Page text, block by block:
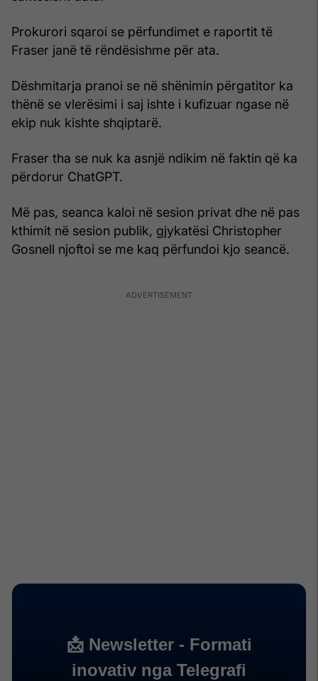
Prokurori sqaroi se përfundimet e raportit të
Fraser janë të rëndësishme për ata.
Dëshmitarja pranoi se në shënimin përgatitor ka
thënë se vlerësimi i saj ishte i kufizuar ngase në
ekip nuk kishte shqiptarë.
Fraser tha se nuk ka asnjë ndikim në faktin që ka
përdorur ChatGPT.
Më pas, seanca kaloi në sesion privat dhe në pas
kthimit në sesion publik, gjykatësi Christopher
Gosnell njoftoi se me kaq përfundoi kjo seancë.